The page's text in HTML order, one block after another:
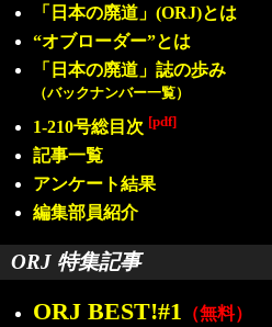
「日本の廃道」(ORJ)とは
“オブローダー”とは
「日本の廃道」誌の歩み
（バックナンバー一覧）
1-210号総目次 [pdf]
記事一覧
アンケート結果
編集部員紹介
ORJ 特集記事
ORJ BEST!#1 （無料）